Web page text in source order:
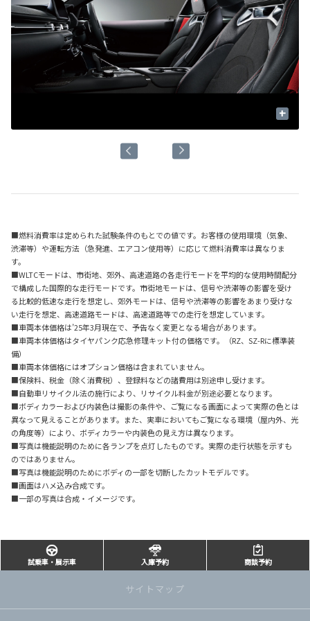
+
■燃料消費率は定められた試験条件のもとでの値です。お客様の使用環境（気象、
渋滞等）や運転方法（急発進、エアコン使用等）に応じて燃料消費率は異なりま
す。
■WLTCモードは、市街地、郊外、高速道路の各走行モードを平均的な使用時間配分
で構成した国際的な走行モードです。市街地モードは、信号や渋滞等の影響を受け
る比較的低速な走行を想定し、郊外モードは、信号や渋滞等の影響をあまり受けな
い走行を想定、高速道路モードは、高速道路等での走行を想定しています。
■車両本体価格は’25年3月現在で、予告なく変更となる場合があります。
■車両本体価格はタイヤパンク応急修理キット付の価格です。（RZ、SZ-Rに標準装
備）
■車両本体価格にはオプション価格は含まれていません。
■保険料、税金（除く消費税）、登録料などの諸費用は別途申し受けます。
■自動車リサイクル法の施行により、リサイクル料金が別途必要となります。
■ボディカラーおよび内装色は撮影の条件や、ご覧になる画面によって実際の色とは
異なって見えることがあります。また、実車においてもご覧になる環境（屋内外、光
の角度等）により、ボディカラーや内装色の見え方は異なります。
■写真は機能説明のために各ランプを点灯したものです。実際の走行状態を示すも
のではありません。
■写真は機能説明のためにボディの一部を切断したカットモデルです。
■画面はハメ込み合成です。
■一部の写真は合成・イメージです。
試乗車・展示車 入庫予約 商談予約
サイトマップ